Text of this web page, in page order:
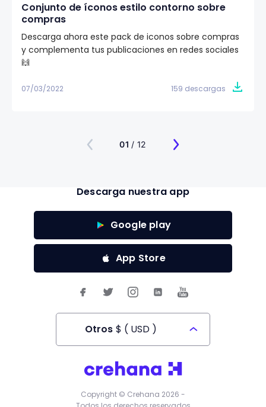
Conjunto de íconos estilo contorno sobre
compras
Descarga ahora este pack de iconos sobre compras
y complementa tus publicaciones en redes sociales
🙌
07/03/2022 159 descargas
01 / 12
Descarga nuestra app
Google play
App Store
Otros $ ( USD )